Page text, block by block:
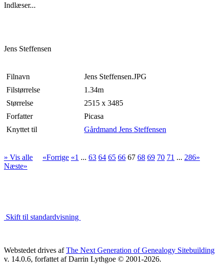
Indlæser...
Jens Steffensen
Filnavn
Jens Steffensen.JPG
Filstørrelse
1.34m
Størrelse
2515 x 3485
Forfatter
Picasa
Knyttet til
Gårdmand Jens Steffensen
» Vis alle «Forrige «1 ... 63 64 65 66 67 68 69 70 71 ... 286»
Næste»
Skift til standardvisning
Webstedet drives afThe Next Generation of Genealogy Sitebuilding
v. 14.0.6, forfattet af Darrin Lythgoe © 2001-2026.